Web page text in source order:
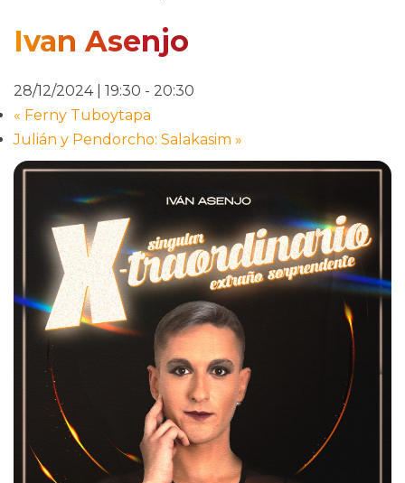
Ivan Asenjo
28/12/2024 | 19:30 - 20:30
« Ferny Tuboytapa
Julián y Pendorcho: Salakasim »